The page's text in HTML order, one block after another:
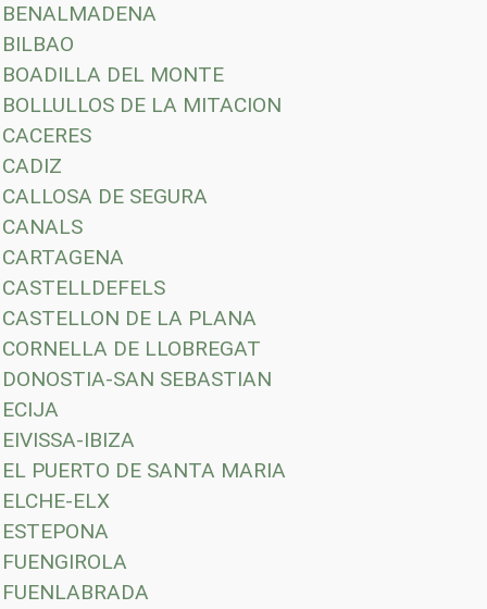
BENALMADENA
BILBAO
BOADILLA DEL MONTE
BOLLULLOS DE LA MITACION
CACERES
CADIZ
CALLOSA DE SEGURA
CANALS
CARTAGENA
CASTELLDEFELS
CASTELLON DE LA PLANA
CORNELLA DE LLOBREGAT
DONOSTIA-SAN SEBASTIAN
ECIJA
EIVISSA-IBIZA
EL PUERTO DE SANTA MARIA
ELCHE-ELX
ESTEPONA
FUENGIROLA
FUENLABRADA